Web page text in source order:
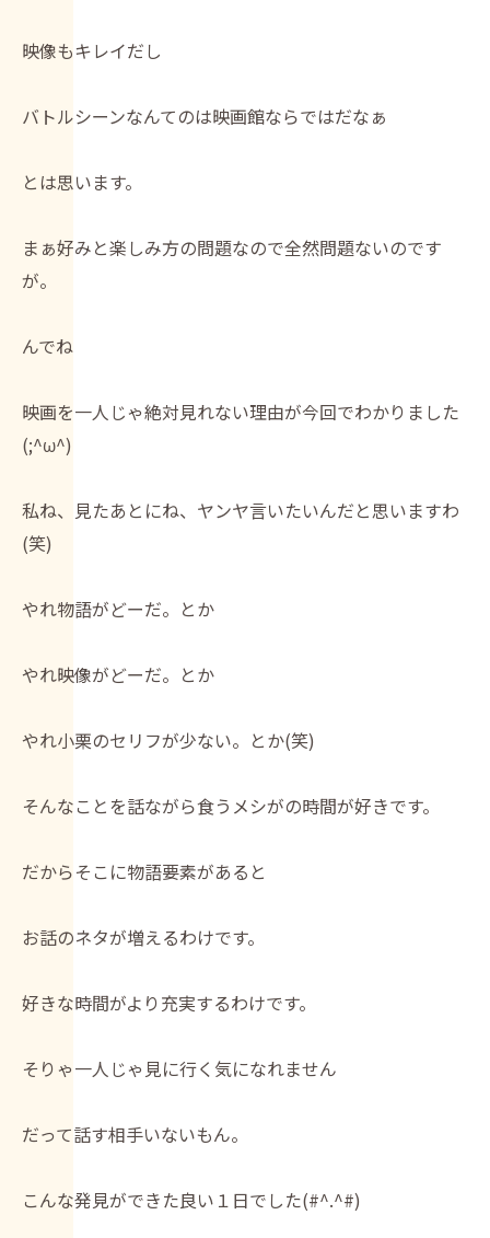
映像もキレイだし
バトルシーンなんてのは映画館ならではだなぁ
とは思います。
まぁ好みと楽しみ方の問題なので全然問題ないのです
が。
んでね
映画を一人じゃ絶対見れない理由が今回でわかりました
(;^ω^)
私ね、見たあとにね、ヤンヤ言いたいんだと思いますわ
(笑)
やれ物語がどーだ。とか
やれ映像がどーだ。とか
やれ小栗のセリフが少ない。とか(笑)
そんなことを話ながら食うメシがの時間が好きです。
だからそこに物語要素があると
お話のネタが増えるわけです。
好きな時間がより充実するわけです。
そりゃ一人じゃ見に行く気になれません
だって話す相手いないもん。
こんな発見ができた良い１日でした(#^.^#)